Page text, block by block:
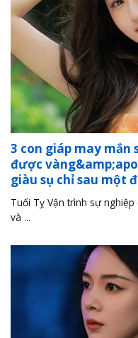
3 con giáp may mắn
được
giàu sụ chỉ sau một
Tuổi Tỵ Vận trình sự
và ...